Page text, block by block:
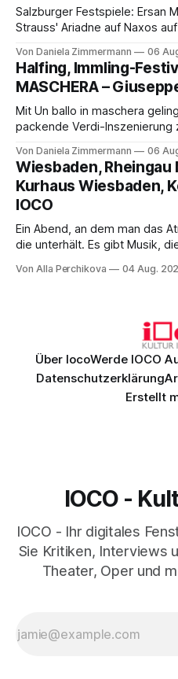
Salzburger Festspiele: Ersan
Strauss' Ariadne auf Naxos
Aufführung mit starken
Philharmonikern, szenisch
hinter den Erwartungen
Von Daniela Zimmermann 06
Halfing, Immling-
MASCHERA –
Mit Un ballo in maschera
packende Verdi-Inszenierung
psychologische Tiefe mit
einem spielfreudigen
überzeugenden
Von Daniela Zimmermann 06
Wiesbaden, Rheingau
Kurhaus Wiesbaden,
IOCO
Ein Abend, an dem man das Atmen
die unterhält. Es gibt Musik,
Genau so war der Abend im
Von Alla Perchikova 04 Aug.
Über IocoWerde IOCO
Datenschutzerklärung
Erstellt
IOCO -
IOCO - Ihr digitales
Sie Kritiken, Interviews
Theater, Oper und